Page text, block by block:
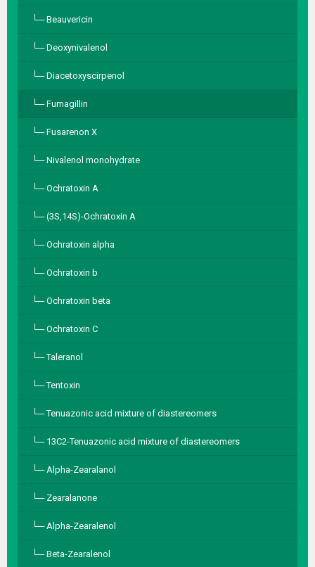
Beauvericin
Deoxynivalenol
Diacetoxyscirpenol
Fumagillin
Fusarenon X
Nivalenol monohydrate
Ochratoxin A
(3S,14S)-Ochratoxin A
Ochratoxin alpha
Ochratoxin b
Ochratoxin beta
Ochratoxin C
Taleranol
Tentoxin
Tenuazonic acid mixture of diastereomers
13C2-Tenuazonic acid mixture of diastereomers
Alpha-Zearalanol
Zearalanone
Alpha-Zearalenol
Beta-Zearalenol